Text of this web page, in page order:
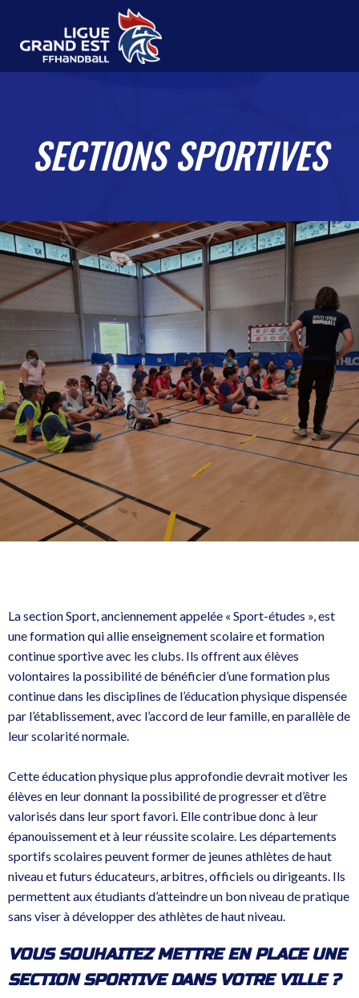
SECTIONS SPORTIVES
La section Sport, anciennement appelée « Sport-études », est
une formation qui allie enseignement scolaire et formation
continue sportive avec les clubs. Ils offrent aux élèves
volontaires la possibilité de bénéficier d’une formation plus
continue dans les disciplines de l’éducation physique dispensée
par l’établissement, avec l’accord de leur famille, en parallèle de
leur scolarité normale.
Cette éducation physique plus approfondie devrait motiver les
élèves en leur donnant la possibilité de progresser et d’être
valorisés dans leur sport favori. Elle contribue donc à leur
épanouissement et à leur réussite scolaire. Les départements
sportifs scolaires peuvent former de jeunes athlètes de haut
niveau et futurs éducateurs, arbitres, officiels ou dirigeants. Ils
permettent aux étudiants d’atteindre un bon niveau de pratique
sans viser à développer des athlètes de haut niveau.
VOUS SOUHAITEZ METTRE EN PLACE UNE
SECTION SPORTIVE DANS VOTRE VILLE ?